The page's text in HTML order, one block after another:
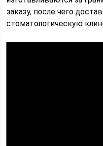
заказу, после чего
стоматологическую